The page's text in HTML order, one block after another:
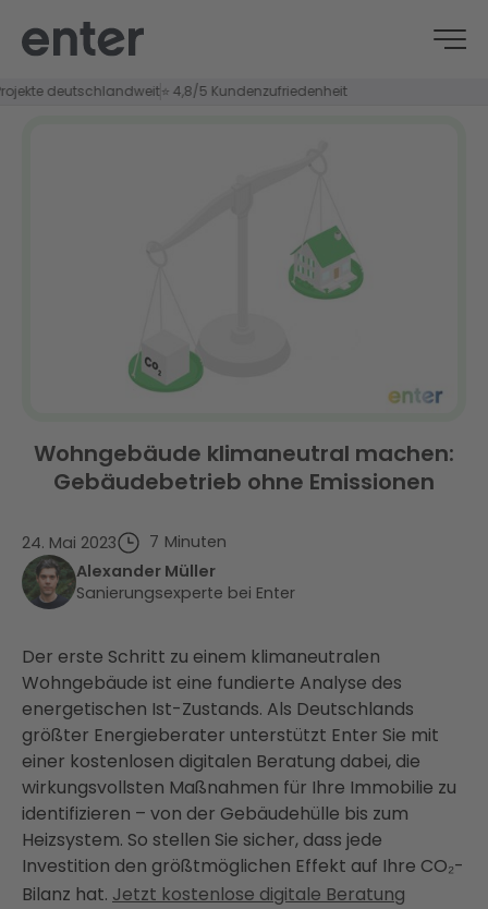
Fördermittel📍 Installation durch geprüfte Fachbetriebe in Ihrer
Wohngebäude klimaneutral machen:
Gebäudebetrieb ohne Emissionen
24. Mai 2023 7 Minuten
Alexander Müller
Sanierungsexperte bei Enter
Der erste Schritt zu einem klimaneutralen
Wohngebäude ist eine fundierte Analyse des
energetischen Ist-Zustands. Als Deutschlands
größter Energieberater unterstützt Enter Sie mit
einer kostenlosen digitalen Beratung dabei, die
wirkungsvollsten Maßnahmen für Ihre Immobilie zu
identifizieren – von der Gebäudehülle bis zum
Heizsystem. So stellen Sie sicher, dass jede
Investition den größtmöglichen Effekt auf Ihre CO₂-
Bilanz hat. Jetzt kostenlose digitale Beratung